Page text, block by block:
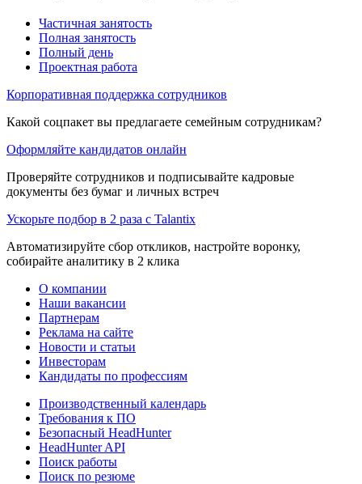
Частичная занятость
Полная занятость
Полный день
Проектная работа
Корпоративная поддержка сотрудников
Какой соцпакет вы предлагаете семейным сотрудникам?
Оформляйте кандидатов онлайн
Проверяйте сотрудников и подписывайте кадровые
документы без бумаг и личных встреч
Ускорьте подбор в 2 раза с Talantix
Автоматизируйте сбор откликов, настройте воронку,
собирайте аналитику в 2 клика
О компании
Наши вакансии
Партнерам
Реклама на сайте
Новости и статьи
Инвесторам
Кандидаты по профессиям
Производственный календарь
Требования к ПО
Безопасный HeadHunter
HeadHunter API
Поиск работы
Поиск по резюме